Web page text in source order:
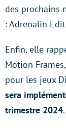
des prochains
: Adrenalin
Enfin, elle
Motion
pour les jeux
sera
trimestre 2024.